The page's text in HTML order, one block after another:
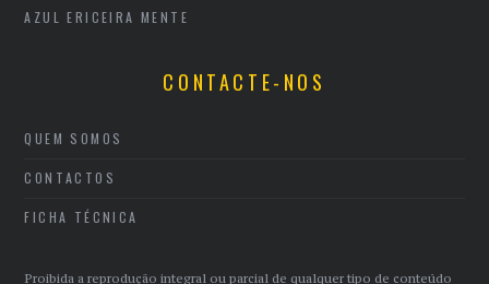
AZUL ERICEIRA MENTE
CONTACTE-NOS
QUEM SOMOS
CONTACTOS
FICHA TÉCNICA
Proibida a reprodução integral ou parcial de qualquer tipo de conteúdo